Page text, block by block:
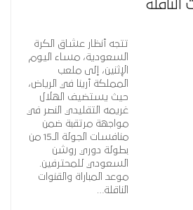
الناقلة
تتجه أنظار عشاق الكرة
السعودية، مساء اليوم
الإثنين، إلى ملعب
المملكة أرينا في الرياض،
حيث يستضيف الهلال
غريمه التقليدي النصر في
مواجهة مرتقبة ضمن
منافسات الجولة الـ15 من
بطولة دوري روشن
السعودي للمحترفين.
موعد المباراة والقنوات
الناقلة…